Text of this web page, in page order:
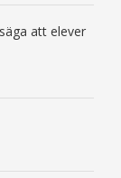
att elever